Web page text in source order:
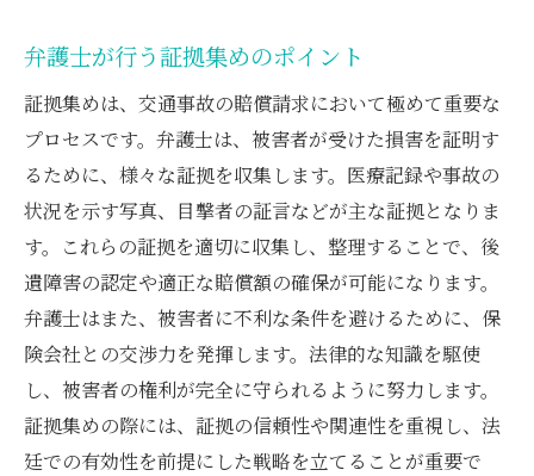
弁護士が行う証拠集めのポイント
証拠集めは、交通事故の賠償請求において極めて重要な
プロセスです。弁護士は、被害者が受けた損害を証明す
るために、様々な証拠を収集します。医療記録や事故の
状況を示す写真、目撃者の証言などが主な証拠となりま
す。これらの証拠を適切に収集し、整理することで、後
遺障害の認定や適正な賠償額の確保が可能になります。
弁護士はまた、被害者に不利な条件を避けるために、保
険会社との交渉力を発揮します。法律的な知識を駆使
し、被害者の権利が完全に守られるように努力します。
証拠集めの際には、証拠の信頼性や関連性を重視し、法
廷での有効性を前提にした戦略を立てることが重要で